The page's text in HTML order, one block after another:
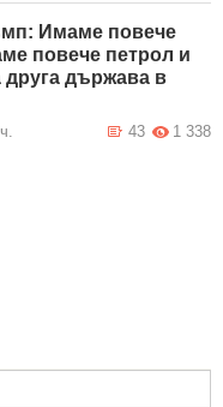
Имаме повече
повече петрол и
друга държава в
1 338
43